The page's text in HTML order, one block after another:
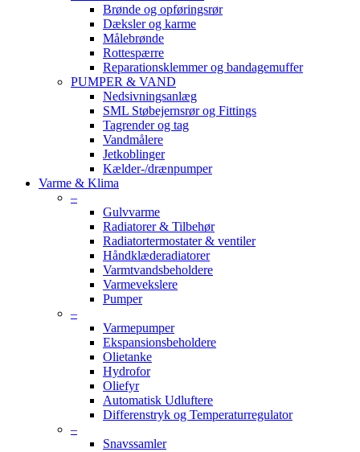
Brønde og opføringsrør
Dæksler og karme
Målebrønde
Rottespærre
Reparationsklemmer og bandagemuffer
PUMPER & VAND
Nedsivningsanlæg
SML Støbejernsrør og Fittings
Tagrender og tag
Vandmålere
Jetkoblinger
Kælder-/drænpumper
Varme & Klima
–
Gulvvarme
Radiatorer & Tilbehør
Radiatortermostater & ventiler
Håndklæderadiatorer
Varmtvandsbeholdere
Varmevekslere
Pumper
–
Varmepumper
Ekspansionsbeholdere
Olietanke
Hydrofor
Oliefyr
Automatisk Udluftere
Differenstryk og Temperaturregulator
–
Snavssamler